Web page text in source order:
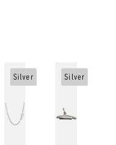
Silver Silver